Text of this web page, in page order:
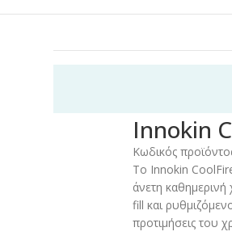
Innokin
Κωδικός
Το Innokin
άνετη
fill και
προτιμήσεις του